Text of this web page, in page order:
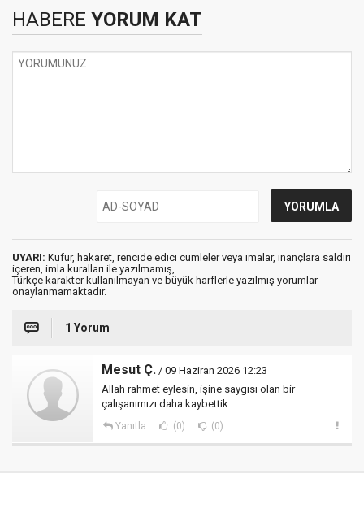
HABERE YORUM KAT
UYARI: Küfür, hakaret, rencide edici cümleler veya imalar, inançlara saldırı
içeren, imla kuralları ile yazılmamış,
Türkçe karakter kullanılmayan ve büyük harflerle yazılmış yorumlar
onaylanmamaktadır.
1 Yorum
Mesut Ç. / 09 Haziran 2026 12:23
Allah rahmet eylesin, işine saygısı olan bir
çalışanımızı daha kaybettik.
Yanıtla (0) (0)